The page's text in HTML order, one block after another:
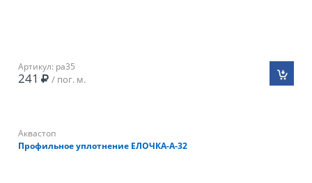
Артикул: pa35
241 / пог. м.
Аквастоп
Профильное уплотнение ЕЛОЧКА-А-32